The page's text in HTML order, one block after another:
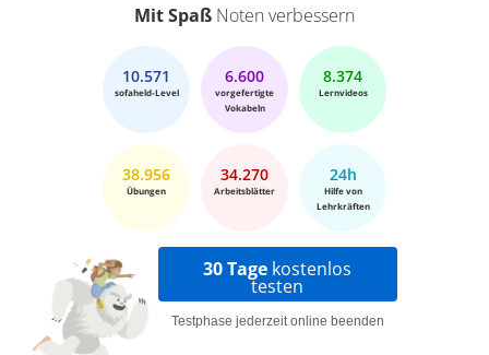
Mit Spaß Noten verbessern
10.571
sofaheld-Level
6.600
vorgefertigte
Vokabeln
8.374
Lernvideos
38.956
Übungen
34.270
Arbeitsblätter
24h
Hilfe von
Lehrkräften
30 Tage kostenlos
testen
Testphase jederzeit online beenden